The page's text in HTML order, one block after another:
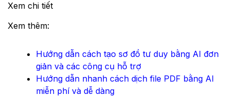
Xem chi tiết
Xem thêm:
Hướng dẫn cách tạo sơ đồ tư duy bằng AI đơn
giản và các công cụ hỗ trợ
Hướng dẫn nhanh cách dịch file PDF bằng AI
miễn phí và dễ dàng